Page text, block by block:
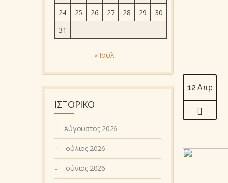
12 Απρ
24
25 26 27 28 29
30
31
« Ιούλ
ΙΣΤΟΡΙΚΌ
Αύγουστος 2026
Ιούλιος 2026
Ιούνιος 2026